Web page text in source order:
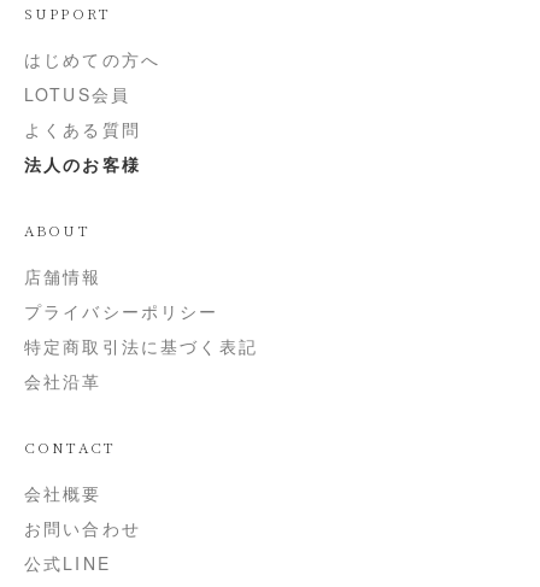
SUPPORT
はじめての方へ
LOTUS会員
よくある質問
法人のお客様
ABOUT
店舗情報
プライバシーポリシー
特定商取引法に基づく表記
会社沿革
CONTACT
会社概要
お問い合わせ
公式LINE